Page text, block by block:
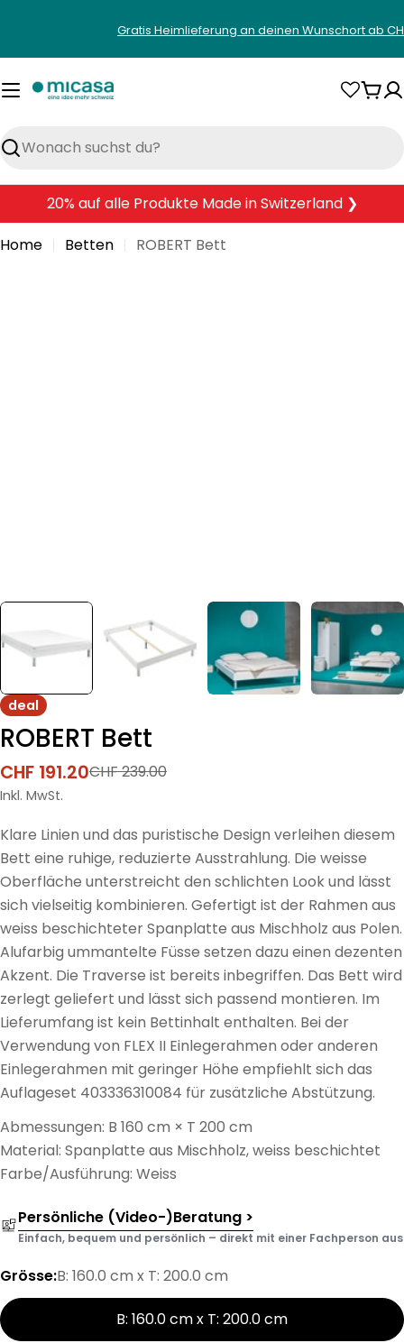
springen
Gratis Heimlieferung an deinen Wunschort ab
Suchen
20% auf alle Produkte Made in Switzerland ❯
Home
Betten ROBERT Bett
deal
ROBERT Bett
Verkaufspreis
CHF 191.20
Regulärer
Preis
CHF 239.00
Inkl. MwSt.
Klare Linien und das puristische Design verleihen diesem
Bett eine ruhige, reduzierte Ausstrahlung. Die weisse
Oberfläche unterstreicht den schlichten Look und lässt
sich vielseitig kombinieren. Gefertigt ist der Rahmen aus
weiss beschichteter Spanplatte aus Mischholz aus Polen.
Alufarbig ummantelte Füsse setzen dazu einen dezenten
Akzent. Die Traverse ist bereits inbegriffen. Das Bett wird
zerlegt geliefert und lässt sich passend montieren. Im
Lieferumfang ist kein Bettinhalt enthalten. Bei der
Verwendung von FLEX II Einlegerahmen oder anderen
Einlegerahmen mit geringer Höhe empfiehlt sich das
Auflageset 403336310084 für zusätzliche Abstützung.
Abmessungen: B 160 cm × T 200 cm
Material: Spanplatte aus Mischholz, weiss beschichtet
Farbe/Ausführung: Weiss
Persönliche (Video-)Beratung >
Einfach, bequem und persönlich – direkt mit einer Fachperson aus
Grösse:B: 160.0 cm x T: 200.0 cm
B: 160.0 cm x T: 200.0 cm